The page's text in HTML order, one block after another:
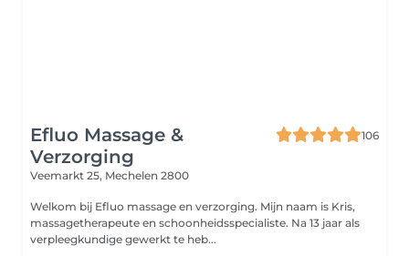
Efluo Massage &
Verzorging
106
Veemarkt 25, Mechelen 2800
Welkom bij Efluo massage en verzorging. Mijn naam is Kris,
massagetherapeute en schoonheidsspecialiste. Na 13 jaar als
verpleegkundige gewerkt te heb...